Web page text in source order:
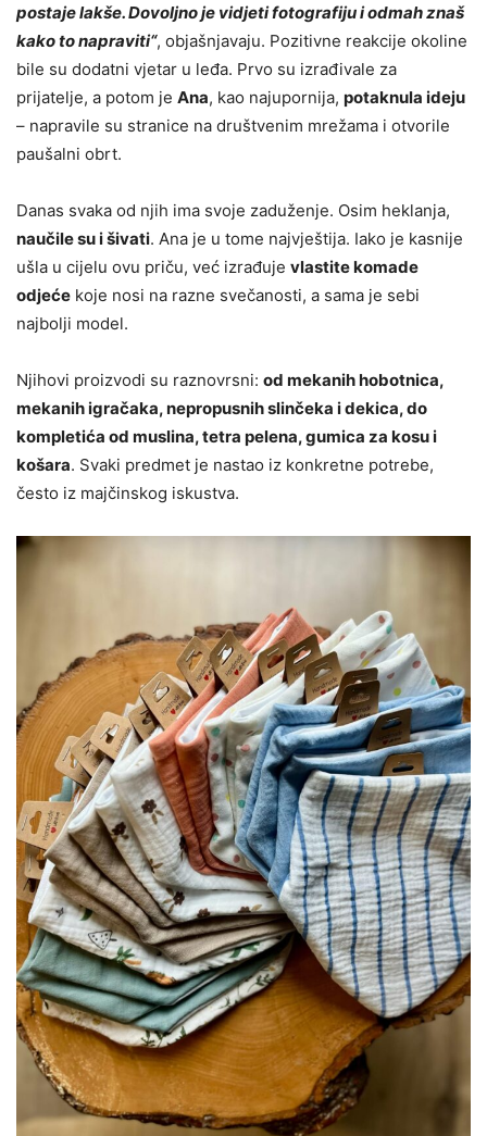
postaje lakše. Dovoljno je vidjeti fotografiju i odmah znaš
kako to napraviti“, objašnjavaju. Pozitivne reakcije okoline
bile su dodatni vjetar u leđa. Prvo su izrađivale za
prijatelje, a potom je Ana, kao najupornija, potaknula ideju
– napravile su stranice na društvenim mrežama i otvorile
paušalni obrt.
Danas svaka od njih ima svoje zaduženje. Osim heklanja,
naučile su i šivati. Ana je u tome najvještija. Iako je kasnije
ušla u cijelu ovu priču, već izrađuje vlastite komade
odjeće koje nosi na razne svečanosti, a sama je sebi
najbolji model.
Njihovi proizvodi su raznovrsni: od mekanih hobotnica,
mekanih igračaka, nepropusnih slinčeka i dekica, do
kompletića od muslina, tetra pelena, gumica za kosu i
košara. Svaki predmet je nastao iz konkretne potrebe,
često iz majčinskog iskustva.